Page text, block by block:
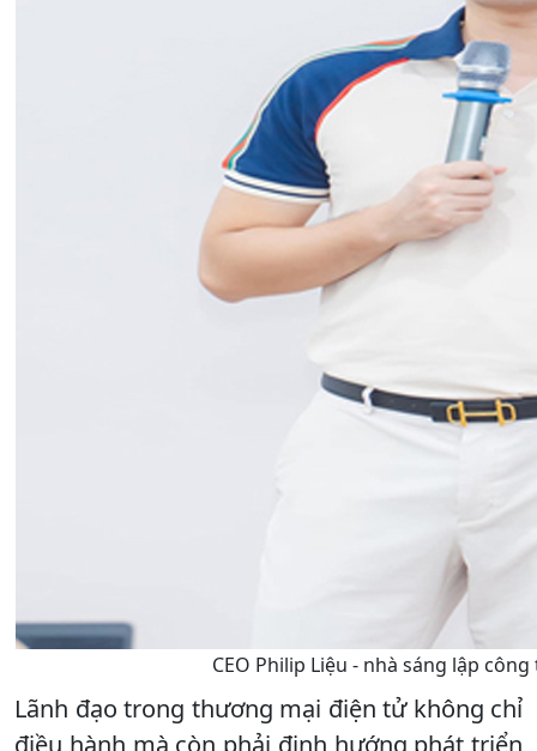
CEO Philip Liệu - nhà sáng lập
Lãnh đạo trong thương mại điện tử không chỉ
điều hành mà còn phải định hướng phát triển